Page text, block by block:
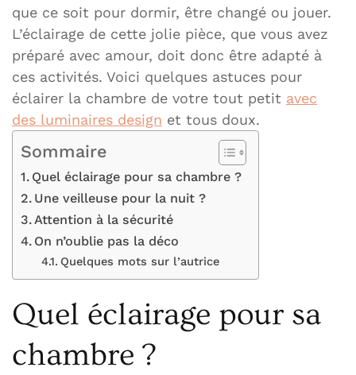
que ce soit pour dormir, être changé ou jouer.
L’éclairage de cette jolie pièce, que vous avez
préparé avec amour, doit donc être adapté à
ces activités. Voici quelques astuces pour
éclairer la chambre de votre tout petit avec
des luminaires design et tous doux.
Sommaire
Quel éclairage pour sa chambre ?
Une veilleuse pour la nuit ?
Attention à la sécurité
On n’oublie pas la déco
Quelques mots sur l’autrice
Quel éclairage pour sa
chambre ?